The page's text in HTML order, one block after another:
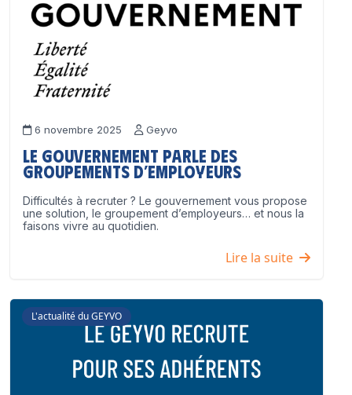
6 novembre 2025 Geyvo
Le Gouvernement parle des
groupements d’employeurs
Difficultés à recruter ? Le gouvernement vous propose
une solution, le groupement d’employeurs… et nous la
faisons vivre au quotidien.
Lire la suite
L'actualité du GEYVO